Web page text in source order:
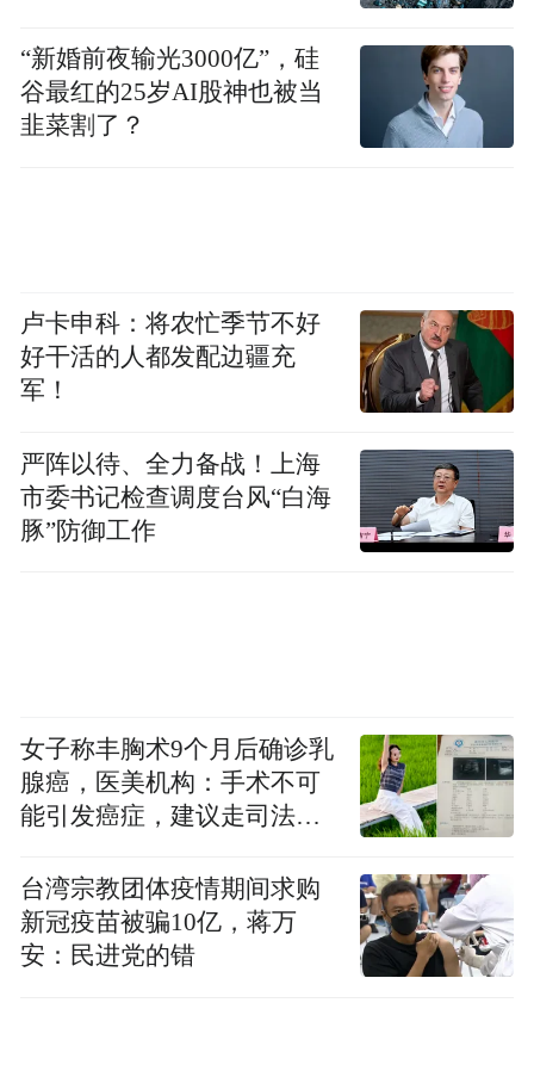
“新婚前夜输光3000亿”，硅
谷最红的25岁AI股神也被当
韭菜割了？
卢卡申科：将农忙季节不好
好干活的人都发配边疆充
军！
严阵以待、全力备战！上海
市委书记检查调度台风“白海
豚”防御工作
女子称丰胸术9个月后确诊乳
腺癌，医美机构：手术不可
能引发癌症，建议走司法途
台湾宗教团体疫情期间求购
新冠疫苗被骗10亿，蒋万
安：民进党的错